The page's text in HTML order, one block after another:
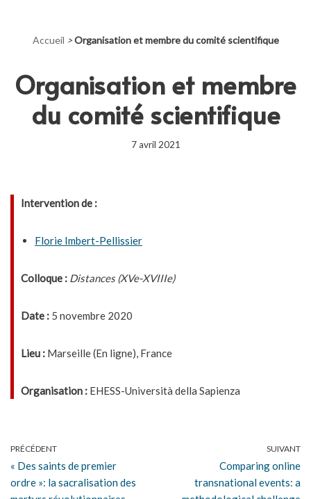
Accueil > Organisation et membre du comité scientifique
Organisation et membre
du comité scientifique
7 avril 2021
Intervention de :
Florie Imbert-Pellissier
Colloque : Distances (XVe-XVIIIe)
Date : 5 novembre 2020
Lieu : Marseille (En ligne), France
Organisation : EHESS-Università della Sapienza
PRÉCÉDENT
« Des saints de premier
ordre »: la sacralisation des
SUIVANT
Comparing online
transnational events: a